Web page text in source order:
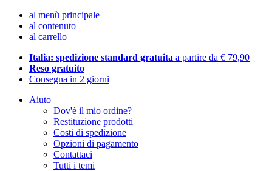
al menù principale
al contenuto
al carrello
Italia: spedizione standard gratuita a partire da € 79,90
Reso gratuito
Consegna in 2 giorni
Aiuto
Dov'è il mio ordine?
Restituzione prodotti
Costi di spedizione
Opzioni di pagamento
Contattaci
Tutti i temi